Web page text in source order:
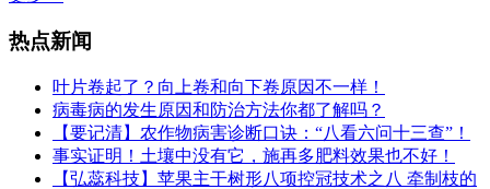
热点新闻
叶片卷起了？向上卷和向下卷原因不一样！
病毒病的发生原因和防治方法你都了解吗？
​【要记清】农作物病害诊断口诀：“八看六问十三查”！
事实证明！土壤中没有它，施再多肥料效果也不好！
【弘蕊科技】苹果主干树形八项控冠技术之八 牵制枝的